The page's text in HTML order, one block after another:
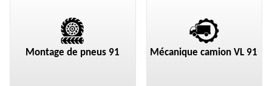
Montage de pneus 91 Mécanique camion VL 91